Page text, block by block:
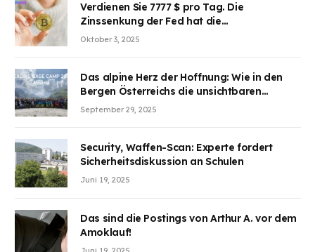
Verdienen Sie 7777 $ pro Tag. Die
Zinssenkung der Fed hat die
Aufmerksamkeit des Marktes erregt.
Oktober 3, 2025
Das alpine Herz der Hoffnung: Wie in den
Bergen Österreichs die unsichtbaren
Wunden des Kriegesheilen
September 29, 2025
Security, Waffen-Scan: Experte fordert
Sicherheitsdiskussion an Schulen
Juni 19, 2025
Das sind die Postings von Arthur A. vor dem
Amoklauf!